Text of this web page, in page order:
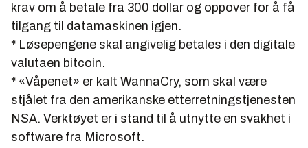
krav om å betale fra 300 dollar og oppover for å få
tilgang til datamaskinen igjen.
* Løsepengene skal angivelig betales i den digitale
valutaen bitcoin.
* «Våpenet» er kalt WannaCry, som skal være
stjålet fra den amerikanske etterretningstjenesten
NSA. Verktøyet er i stand til å utnytte en svakhet i
software fra Microsoft.